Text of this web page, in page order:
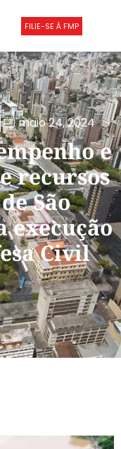
FILIE-SE À FMP
maio 24, 2024
e
recursos
São
execução
Civil